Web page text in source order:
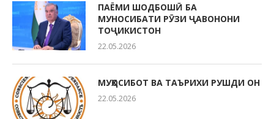
ПАЁМИ ШОДБОШӢ БА
МУНОСИБАТИ РӮЗИ ҶАВОНОНИ
ТОҶИКИСТОН
22.05.2026
МУҲОСИБОТ ВА ТАЪРИХИ РУШДИ ОН
22.05.2026